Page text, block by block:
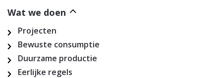
Wat we doen
Projecten
Bewuste consumptie
Duurzame productie
Eerlijke regels